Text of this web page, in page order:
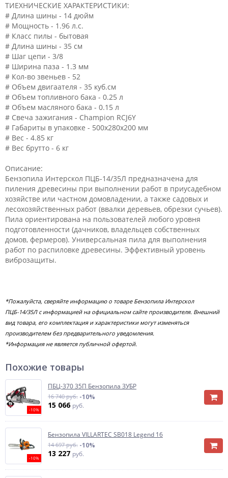
ТИЕХНИЧЕСКИЕ ХАРАКТЕРИСТИКИ:
# Длина шины - 14 дюйм
# Мощность - 1.96 л.с.
# Класс пилы - бытовая
# Длина шины - 35 см
# Шаг цепи - 3/8
# Ширина паза - 1.3 мм
# Кол-во звеньев - 52
# Объем двигаателя - 35 куб.см
# Объем топливного бака - 0.25 л
# Объем масляного бака - 0.15 л
# Свеча зажигания - Champion RCJ6Y
# Габариты в упаковке - 500х280х200 мм
# Вес - 4.85 кг
# Вес брутто - 6 кг
Описание:
Бензопила Интерскол ПЦБ-14/35Л предназначена для
пиления древесины при выполнении работ в приусадебном
хозяйстве или частном домовладении, а также садовых и
лесохозяйственных работ (ввалки деревьев, обрезки сучьев).
Пила ориентирована на пользователей любого уровня
подготовленности (дачников, владельцев собственных
домов, фермеров). Универсальная пила для выполнения
работ по распиловке древесины. Эффективный уровень
виброзащиты.
*Пожалуйста, сверяйте информацию о товаре Бензопила Интерскол
ПЦБ-14/35Л с информацией на официальном сайте производителя. Внешний
вид товара, его комплектация и характеристики могут изменяться
производителем без предварительного уведомления.
*Информация не является публичной офертой.
Похожие товары
-10%
ПБЦ-370 35П Бензопила ЗУБР
16 740 руб. -10%
15 066 руб.
-10%
Бензопила VILLARTEC SB018 Legend 16
14 697 руб. -10%
13 227 руб.